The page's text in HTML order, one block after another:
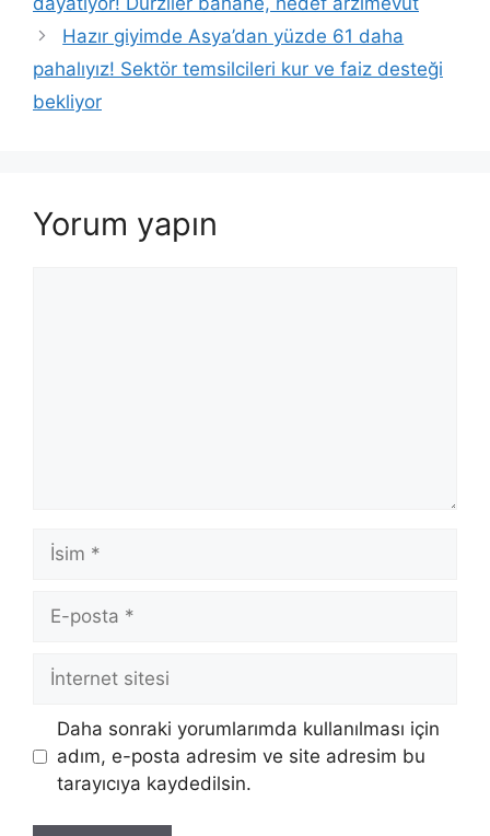
Hazır giyimde Asya’dan yüzde 61 daha
pahalıyız! Sektör temsilcileri kur ve faiz desteği
bekliyor
Yorum yapın
İsim
posta
İnternet
sitesi
Daha sonraki yorumlarımda kullanılması için
adım, e-posta adresim ve site adresim bu
tarayıcıya kaydedilsin.